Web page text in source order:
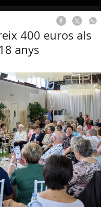
400 euros als
anys